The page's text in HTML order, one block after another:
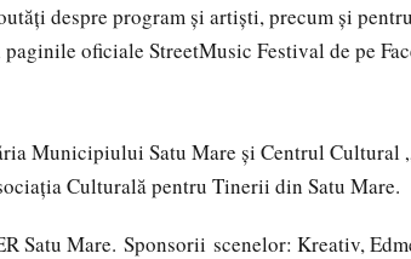
despre program și artiști, precum și
oficiale StreetMusic Festival de pe
Municipiului Satu Mare și Centrul Cultural
Culturală pentru Tinerii din Satu Mare.
Satu Mare. Sponsorii scenelor: Kreativ,